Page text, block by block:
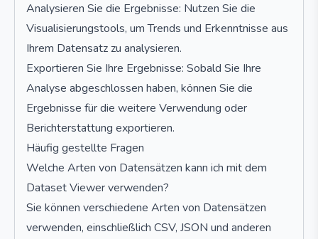
Analysieren Sie die Ergebnisse: Nutzen Sie die
Visualisierungstools, um Trends und Erkenntnisse aus
Ihrem Datensatz zu analysieren.
Exportieren Sie Ihre Ergebnisse: Sobald Sie Ihre
Analyse abgeschlossen haben, können Sie die
Ergebnisse für die weitere Verwendung oder
Berichterstattung exportieren.
Häufig gestellte Fragen
Welche Arten von Datensätzen kann ich mit dem
Dataset Viewer verwenden?
Sie können verschiedene Arten von Datensätzen
verwenden, einschließlich CSV, JSON und anderen